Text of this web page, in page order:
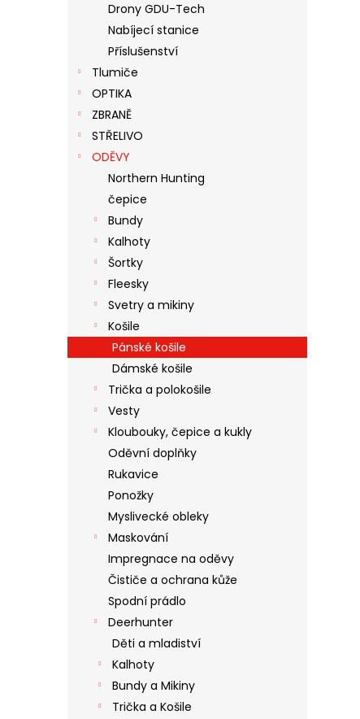
Drony GDU-Tech
Nabíjecí stanice
Příslušenství
Tlumiče
OPTIKA
ZBRANĚ
STŘELIVO
ODĚVY
Northern Hunting
čepice
Bundy
Kalhoty
Šortky
Fleesky
Svetry a mikiny
Košile
Pánské košile
Dámské košile
Trička a polokošile
Vesty
Kloubouky, čepice a kukly
Oděvní doplňky
Rukavice
Ponožky
Myslivecké obleky
Maskování
Impregnace na oděvy
Čističe a ochrana kůže
Spodní prádlo
Deerhunter
Děti a mladiství
Kalhoty
Bundy a Mikiny
Trička a Košile